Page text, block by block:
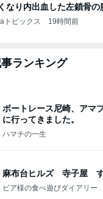
なり内出血した左鎖骨の
トピックス 19時間前
ランキング
ボートレース尼崎、アマ
に行ってきました。
ハマチの一生
麻布台ヒルズ 寺子屋
ビア様の食べ遊びダイアリー